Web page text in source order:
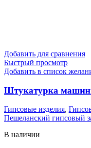
Добавить для сравнения
Быстрый просмотр
Добавить в список
Штукатурка
Гипсовые изделия,
Пешеланский гипсовый
В наличии